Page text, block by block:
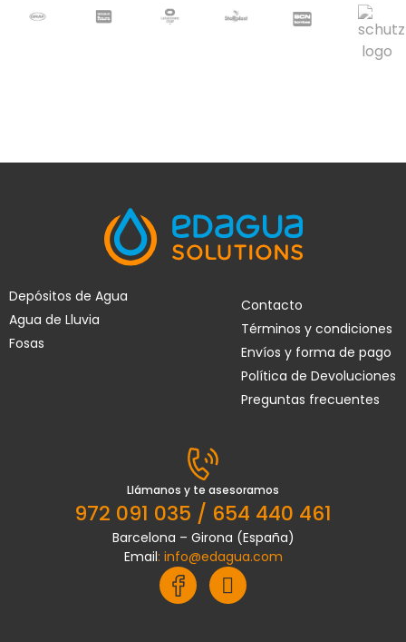
Depósitos de Agua
Agua de Lluvia
Fosas
Contacto
Términos y condiciones
Envíos y forma de pago
Política de Devoluciones
Preguntas frecuentes
Llámanos y te asesoramos
972 091 035 / 654 440 461
Barcelona – Girona (España)
Email: info@edagua.com